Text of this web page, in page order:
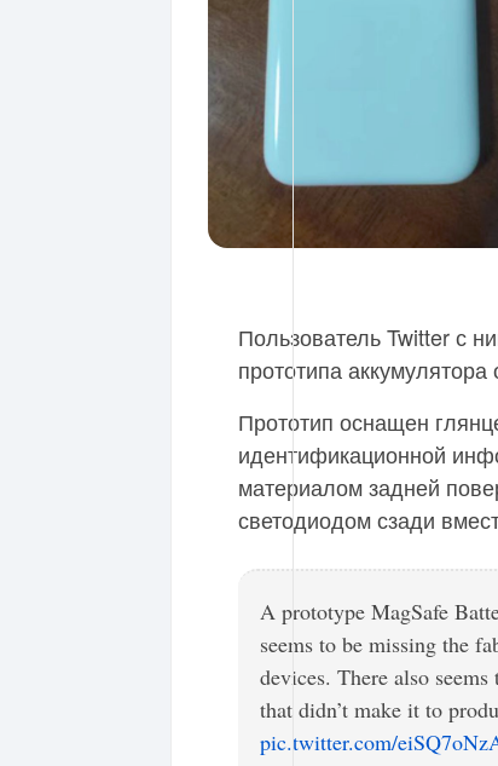
Пользователь Twitter с
прототипа аккумулятора
Прототип оснащен
идентификационной
материалом задней
светодиодом сзади
A prototype MagSafe
seems to be missing the
devices. There also
that didn’t make it to
pic.twitter.com/